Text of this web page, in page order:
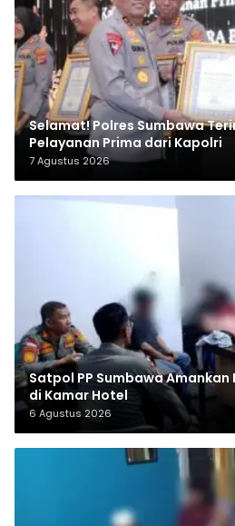
Selamat! Polres Sumbawa
Pelayanan Prima dari Kapolri
7 Agustus 2026
Satpol PP Sumbawa Amankan
di Kamar Hotel
6 Agustus 2026